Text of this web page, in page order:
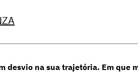
desvio na sua trajetória. Em que